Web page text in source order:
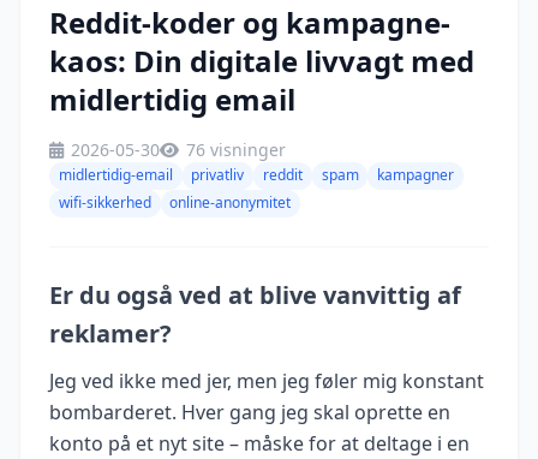
Reddit-koder og kampagne-
kaos: Din digitale livvagt med
midlertidig email
2026-05-30 76 visninger
midlertidig-email privatliv reddit spam
kampagner
wifi-sikkerhed
online-anonymitet
Er du også ved at blive vanvittig af
reklamer?
Jeg ved ikke med jer, men jeg føler mig konstant
bombarderet. Hver gang jeg skal oprette en
konto på et nyt site – måske for at deltage i en